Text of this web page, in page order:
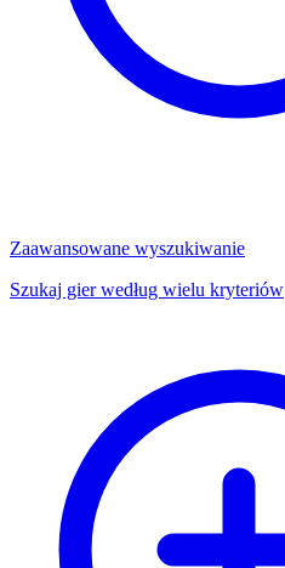
Zaawansowane wyszukiwanie
Szukaj gier według wielu kryteriów